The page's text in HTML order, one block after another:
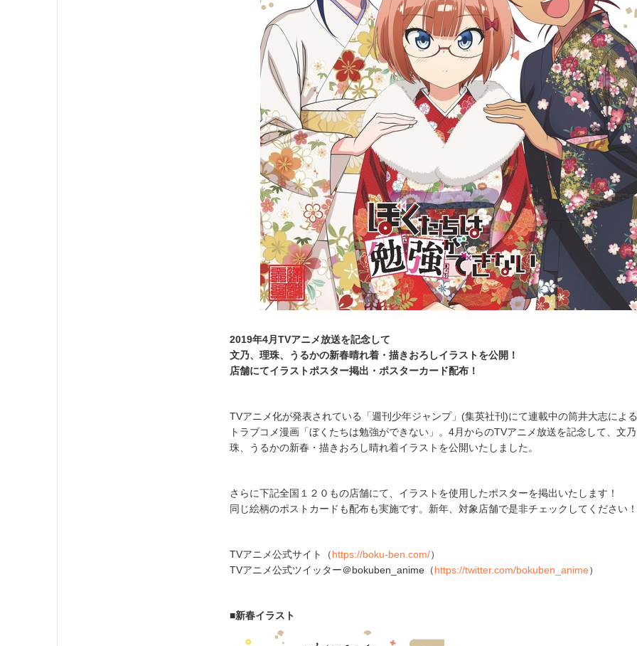
2019年4月TVアニメ放送を記念して
文乃、理珠、うるかの新春晴れ着・描きおろしイラストを公開！
店舗にてイラストポスター掲出・ポスターカード配布！
TVアニメ化が発表されている「週刊少年ジャンプ」(集英社刊)にて連載中の筒井大志によ
トラブコメ漫画「ぼくたちは勉強ができない」。4月からのTVアニメ放送を記念して、文
珠、うるかの新春・描きおろし晴れ着イラストを公開いたしました。
さらに下記全国１２０もの店舗にて、イラストを使用したポスターを掲出いたします！
同じ絵柄のポストカードも配布も実施です。新年、対象店舗で是非チェックしてください
TVアニメ公式サイト（https://boku-ben.com/）
TVアニメ公式ツイッター＠bokuben_anime（https://twitter.com/bokuben_anime）
■新春イラスト